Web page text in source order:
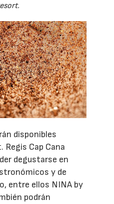
disponibles
Cap Cana
degustarse en
y de
entre ellos NINA by
podrán